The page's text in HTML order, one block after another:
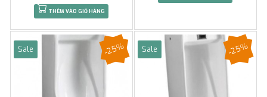
THÊM VÀO GIỎ HÀNG
Sale -25% Sale -25%